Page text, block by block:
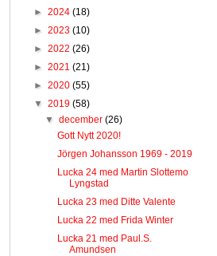
► 2024 (18)
► 2023 (10)
► 2022 (26)
► 2021 (21)
► 2020 (55)
▼ 2019 (58)
▼december(26)
Gott Nytt 2020!
Jörgen Johansson 1969 - 2019
Lucka 24 med Martin Slottemo
Lyngstad
Lucka 23 med Ditte Valente
Lucka 22 med Frida Winter
Lucka 21 med Paul.S.
Amundsen